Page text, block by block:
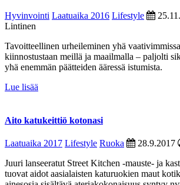
Hyvinvointi Laatuaika 2016 Lifestyle
Lintinen
Tavoitteellinen urheileminen yhä
kiinnostustaan meillä ja maailmalla – paljolti
yhä enemmän päätteiden ääressä istumista.
Lue lisää
Aito katukeittiö kotonasi
Laatuaika 2017 Lifestyle Ruoka 28.9.2017
Juuri lanseeratut Street Kitchen -mauste- ja
tuovat aidot aasialaisten katuruokien maut